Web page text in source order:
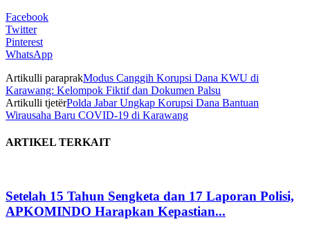
Facebook
Twitter
Pinterest
WhatsApp
Artikulli paraprakModus Canggih Korupsi Dana KWU di
Karawang: Kelompok Fiktif dan Dokumen Palsu
Artikulli tjetërPolda Jabar Ungkap Korupsi Dana Bantuan
Wirausaha Baru COVID-19 di Karawang
ARTIKEL TERKAIT
Setelah 15 Tahun Sengketa dan 17 Laporan Polisi,
APKOMINDO Harapkan Kepastian...